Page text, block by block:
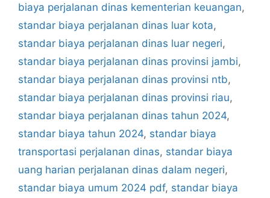
biaya perjalanan dinas kementerian keuangan,
standar biaya perjalanan dinas luar kota,
standar biaya perjalanan dinas luar negeri,
standar biaya perjalanan dinas provinsi jambi,
standar biaya perjalanan dinas provinsi ntb,
standar biaya perjalanan dinas provinsi riau,
standar biaya perjalanan dinas tahun 2024,
standar biaya tahun 2024, standar biaya
transportasi perjalanan dinas, standar biaya
uang harian perjalanan dinas dalam negeri,
standar biaya umum 2024 pdf, standar biaya